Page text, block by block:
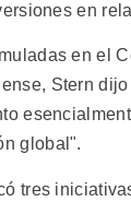
en
en el
Stern
global".
tres